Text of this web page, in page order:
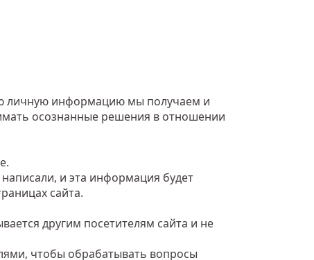
личную информацию мы получаем и
осознанные решения в отношении
и эта информация будет
сайта.
другим посетителям сайта и не
чтобы обрабатывать вопросы